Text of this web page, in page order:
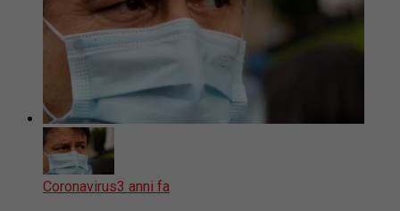
Coronavirus3 anni fa